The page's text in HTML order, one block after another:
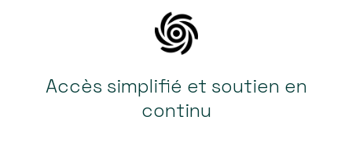
Accès simplifié et soutien en
continu